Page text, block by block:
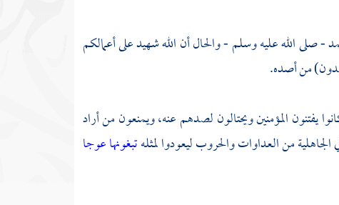
- صلى الله عليه وسلم - والحال أن الله شهيد على أعمالكم
من أصده.
يفتنون المؤمنين ويحتالون لصدهم عنه، ويمنعون من أراد
من العداوات والحروب ليعودوا لمثلهتبغونها عوجا